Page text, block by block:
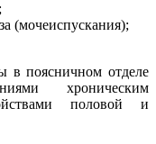
(мочеиспускания);
в поясничном отделе
хроническим
половой и